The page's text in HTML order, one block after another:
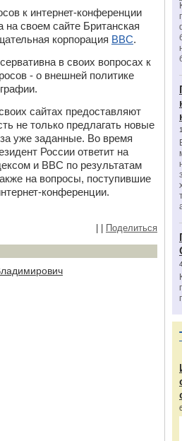
к интернет-конференции
своем сайте Британская
корпорация BBC.
в своих вопросах к
- о внешней политике
сайтах предоставляют
не только предлагать новые
уже заданные. Во время
России ответит на
и BBC по результатам
на вопросы, поступившие
конференции.
Поделиться